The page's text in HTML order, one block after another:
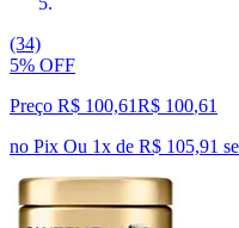
(34)
5% OFF
Preço R$ 100,61R$ 100,61
no Pix Ou 1x de R$ 105,91